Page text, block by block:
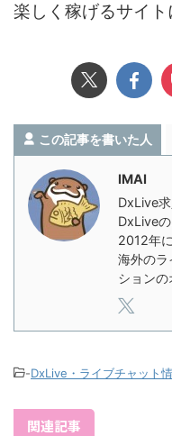
楽しく稼げるサイト
この記事を書いた人
IMAI
DxLive
DxLive
2012年
海外のラ
ションの
-DxLive・ライブチャット
関連記事